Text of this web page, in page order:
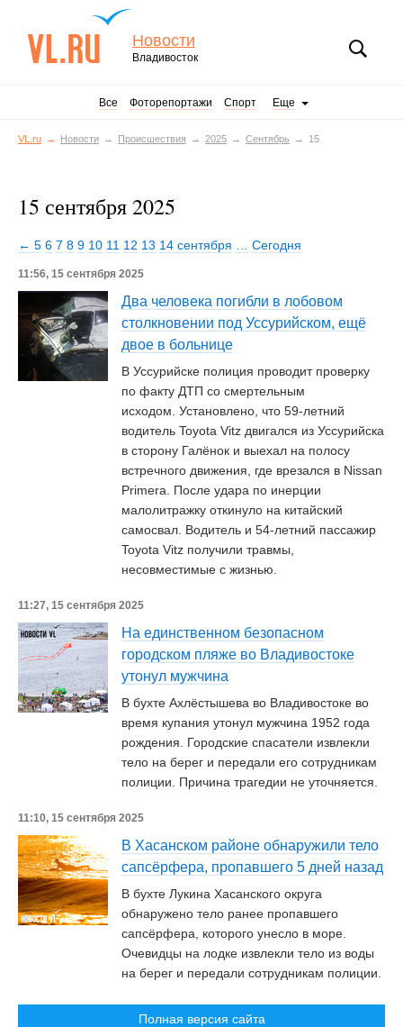
Новости
Владивосток
Все Фоторепортажи Спорт Еще
VL.ru Новости Происшествия 2025 Сентябрь 15
15 сентября 2025
← 5 6 7 8 9 10 11 12 13 14 сентября Сегодня
11:56, 15 сентября 2025
Два человека погибли в лобовом
столкновении под Уссурийском, ещё
двое в больнице
В Уссурийске полиция проводит проверку
по факту ДТП со смертельным
исходом. Установлено, что 59-летний
водитель Toyota Vitz двигался из Уссурийска
в сторону Галёнок и выехал на полосу
встречного движения, где врезался в Nissan
Primera. После удара по инерции
малолитражку откинуло на китайский
самосвал. Водитель и 54-летний пассажир
Toyota Vitz получили травмы,
несовместимые с жизнью.
11:27, 15 сентября 2025
На единственном безопасном
городском пляже во Владивостоке
утонул мужчина
В бухте Ахлёстышева во Владивостоке во
время купания утонул мужчина 1952 года
рождения. Городские спасатели извлекли
тело на берег и передали его сотрудникам
полиции. Причина трагедии не уточняется.
11:10, 15 сентября 2025
В Хасанском районе обнаружили тело
сапсёрфера, пропавшего 5 дней назад
В бухте Лукина Хасанского округа
обнаружено тело ранее пропавшего
сапсёрфера, которого унесло в море.
Очевидцы на лодке извлекли тело из воды
на берег и передали сотрудникам полиции.
Полная версия сайта